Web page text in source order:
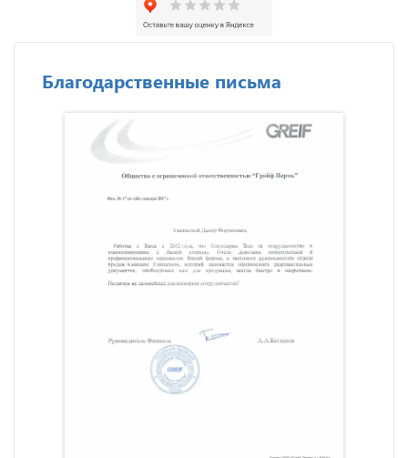
Благодарственные письма